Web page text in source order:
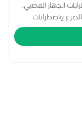
الجهاز العصبي،
واضطرابات